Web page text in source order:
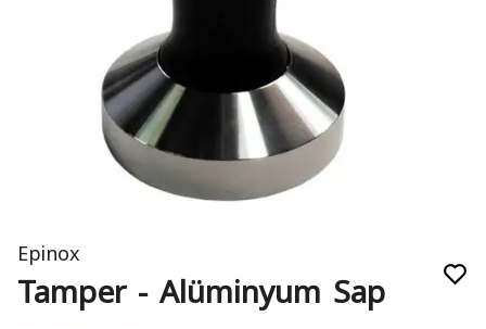
Epinox
Tamper - Alüminyum Sap